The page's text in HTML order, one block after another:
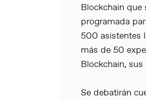
Blockchain que
programada
500 asistentes
más de 50
Blockchain,
Se debatirán